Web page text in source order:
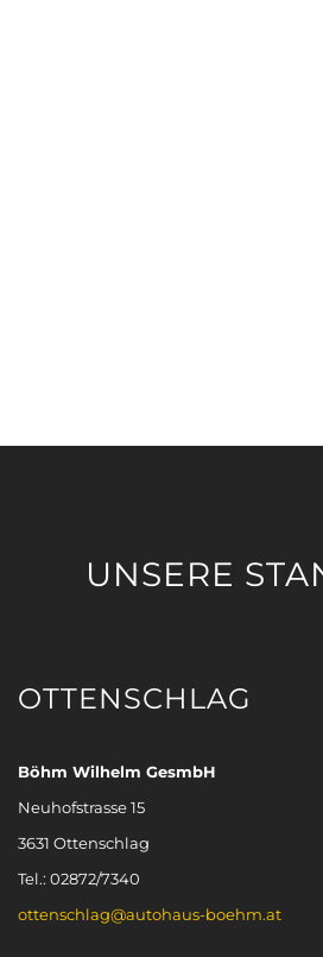
UNSERE
OTTENSCHLAG
Böhm Wilhelm GesmbH
Neuhofstrasse 15
3631 Ottenschlag
Tel.: 02872/7340
ottenschlag@autohaus-boehm.at